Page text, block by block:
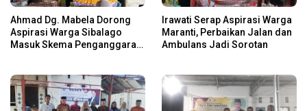
Ahmad Dg. Mabela Dorong
Aspirasi Warga Sibalago
Masuk Skema Penganggaran
Irawati Serap Aspirasi Warga
Maranti, Perbaikan Jalan dan
Ambulans Jadi Sorotan